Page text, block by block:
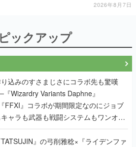
2026年8月7日
ックアップ
込みのすさまじさにコラボ先も驚嘆
『Wizardry Variants Daphne』
FFXI』コラボが期間限定なのにジョブ
キャラも武器も戦闘システムもワンオフ
り込まれた理由を両ディレクターに聞
TATSUJIN』の弓削雅稔×『ライデンファ